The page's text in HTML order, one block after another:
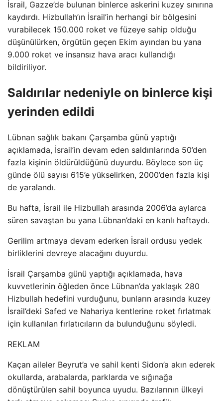
İsrail, Gazze’de bulunan binlerce askerini kuzey sınırına
kaydırdı. Hizbullah’ın İsrail’in herhangi bir bölgesini
vurabilecek 150.000 roket ve füzeye sahip olduğu
düşünülürken, örgütün geçen Ekim ayından bu yana
9.000 roket ve insansız hava aracı kullandığı
bildiriliyor.
Saldırılar nedeniyle on binlerce kişi
yerinden edildi
Lübnan sağlık bakanı Çarşamba günü yaptığı
açıklamada, İsrail’in devam eden saldırılarında 50’den
fazla kişinin öldürüldüğünü duyurdu. Böylece son üç
günde ölü sayısı 615’e yükselirken, 2000’den fazla kişi
de yaralandı.
Bu hafta, İsrail ile Hizbullah arasında 2006’da aylarca
süren savaştan bu yana Lübnan’daki en kanlı haftaydı.
Gerilim artmaya devam ederken İsrail ordusu yedek
birliklerini devreye alacağını duyurdu.
İsrail Çarşamba günü yaptığı açıklamada, hava
kuvvetlerinin öğleden önce Lübnan’da yaklaşık 280
Hizbullah hedefini vurduğunu, bunların arasında kuzey
İsrail’deki Safed ve Nahariya kentlerine roket fırlatmak
için kullanılan fırlatıcıların da bulunduğunu söyledi.
REKLAM
Kaçan aileler Beyrut’a ve sahil kenti Sidon’a akın ederek
okullarda, arabalarda, parklarda ve sığınağa
dönüştürülen sahil boyunca uyudu. Bazılarının ülkeyi